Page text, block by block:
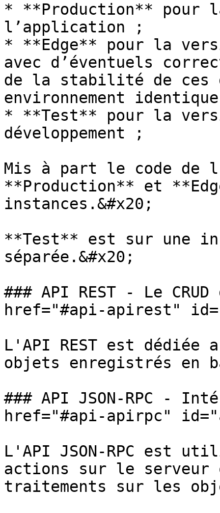
* **Production** pour
l’application ;
* **Edge** pour la
avec d’éventuels
de la stabilité de ces
environnement
* **Test** pour la
développement ;
Mis à part le code de
**Production** et
instances.&#x20;
**Test** est sur une
séparée.&#x20;
### API REST - Le
href="#api-apirest"
L'API REST est dédiée
objets enregistrés en
### API JSON-RPC -
href="#api-apirpc"
L'API JSON-RPC est
actions sur le serveur